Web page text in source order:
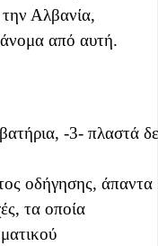
Αλβανία,
από αυτή.
-3- πλαστά
οδήγησης, άπαντα
τα οποία